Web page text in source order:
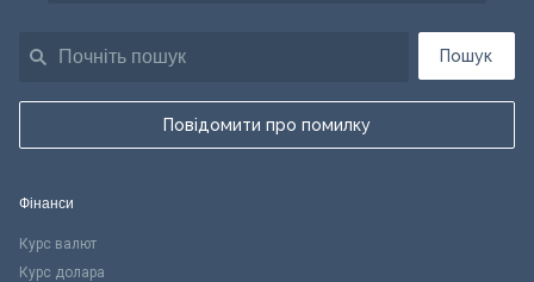
Пошук
Повідомити про помилку
Фінанси
Курс валют
Курс долара